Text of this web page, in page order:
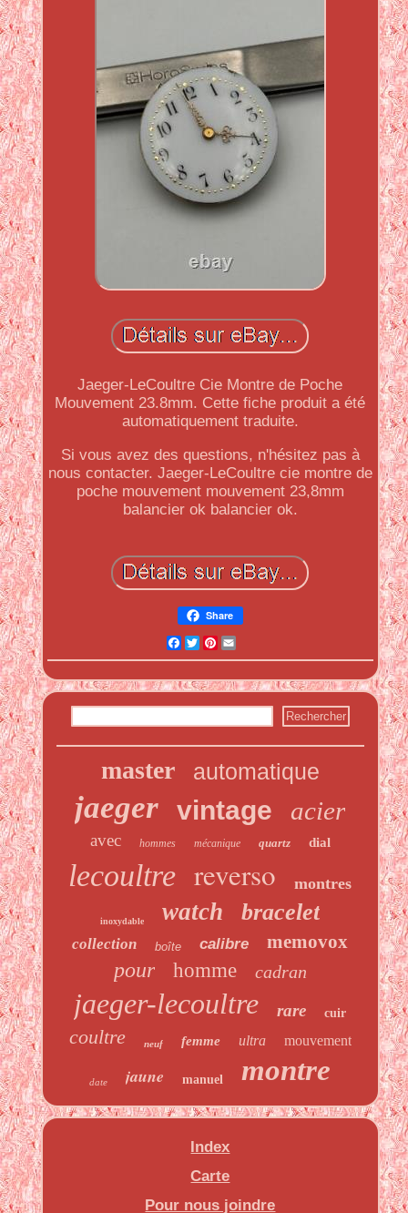
Jaeger-LeCoultre Cie Montre de Poche
Mouvement 23.8mm. Cette fiche produit a été
automatiquement traduite.
Si vous avez des questions, n'hésitez pas à
nous contacter. Jaeger-LeCoultre cie montre de
poche mouvement mouvement 23,8mm
balancier ok balancier ok.
Share
Facebook
Twitter
Pinterest
Email
master automatique
jaeger vintage acier
avec hommes mécanique quartz dial
lecoultre reverso montres
inoxydable watch bracelet
collection boîte calibre memovox
pour homme cadran
jaeger-lecoultre rare cuir
coultre neuf femme ultra mouvement
date jaune manuel montre
Index
Carte
Pour nous joindre